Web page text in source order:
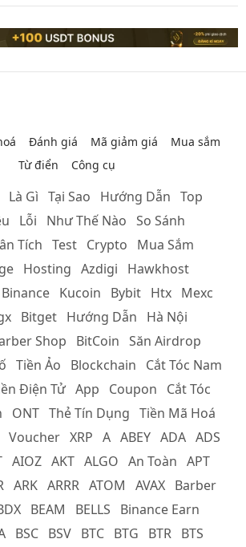
Đánh giá Mã giảm giá
Mua sắm
Từ điển
Công cụ
Là Gì Tại Sao Hướng Dẫn Top
Lỗi Như Thế Nào So Sánh
Tích Test Crypto
Mua Sắm
Hosting Azdigi
Hawkhost
Binance Kucoin Bybit Htx Mexc
Bitget Hướng Dẫn
Hà Nội
Shop BitCoin Săn Airdrop
Tiền Ảo Blockchain
Cắt Tóc Nam
Điện Tử App Coupon
Cắt Tóc
ONT Thẻ Tín Dụng Tiền Mã Hoá
Voucher XRP A ABEY ADA ADS
AIOZ AKT ALGO An Toàn APT
ARK ARRR ATOM AVAX Barber
BEAM BELLS
Binance Earn
BSC BSV BTC BTG BTR BTS